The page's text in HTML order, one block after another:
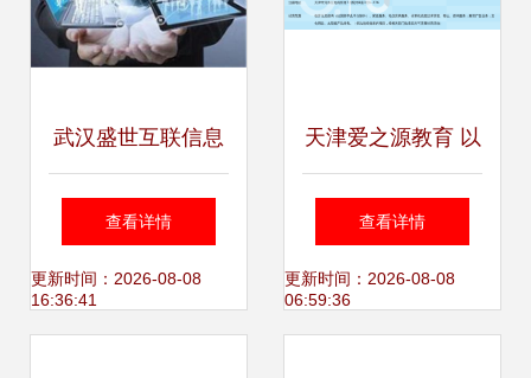
武汉盛世互联信息
技术有限公司 数智
时代企业数字化转
查看详情
更新时间：2026-08-08
16:36:41
天津爱之源教育 以
信息技术咨询赋能
教育未来
查看详情
更新时间：2026-08-08
06:59:36